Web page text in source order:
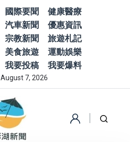
國際要聞
健康醫療
汽車新聞
優惠資訊
宗教新聞
旅遊札記
美食旅遊
運動娛樂
我要投稿 我要爆料
August 7, 2026